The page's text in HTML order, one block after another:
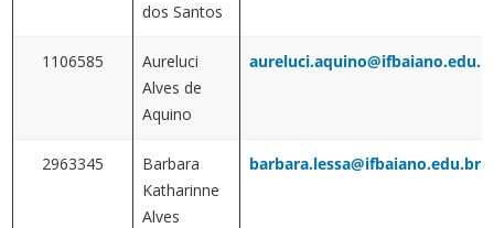
dos Santos
1106585
Aureluci
Alves de
Aquino
2963345
Barbara
Katharinne
Alves
barbara.lessa@ifbaiano.edu.br